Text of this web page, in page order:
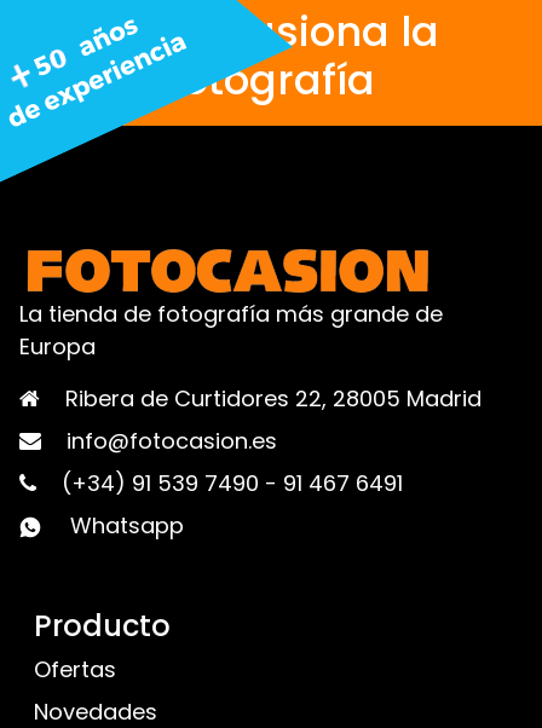
Nos apasiona la
fotografía
La tienda de fotografía más grande de
Europa
Ribera de Curtidores 22, 28005 Madrid
info@fotocasion.es
(+34) 91 539 7490 - 91 467 6491
Whatsapp
Producto
Ofertas
Novedades